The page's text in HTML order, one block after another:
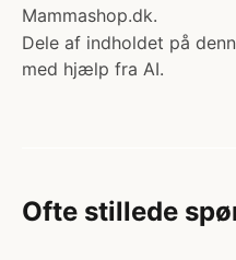
Mammashop.dk.
Dele af indholdet på
med hjælp fra AI.
Ofte stillede